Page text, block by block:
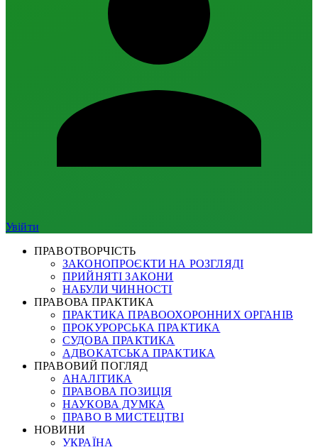
Увійти
ПРАВОТВОРЧІСТЬ
ЗАКОНОПРОЄКТИ НА РОЗГЛЯДІ
ПРИЙНЯТІ ЗАКОНИ
НАБУЛИ ЧИННОСТІ
ПРАВОВА ПРАКТИКА
ПРАКТИКА ПРАВООХОРОННИХ ОРГАНІВ
ПРОКУРОРСЬКА ПРАКТИКА
СУДОВА ПРАКТИКА
АДВОКАТСЬКА ПРАКТИКА
ПРАВОВИЙ ПОГЛЯД
АНАЛІТИКА
ПРАВОВА ПОЗИЦІЯ
НАУКОВА ДУМКА
ПРАВО В МИСТЕЦТВІ
НОВИНИ
УКРАЇНА